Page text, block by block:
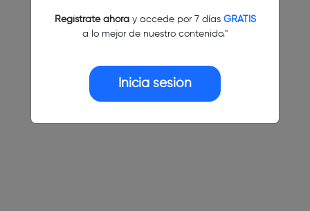
Regístrate ahoray accede por 7 días GRATIS
a lo mejor de nuestro contenido."
Inicia sesión